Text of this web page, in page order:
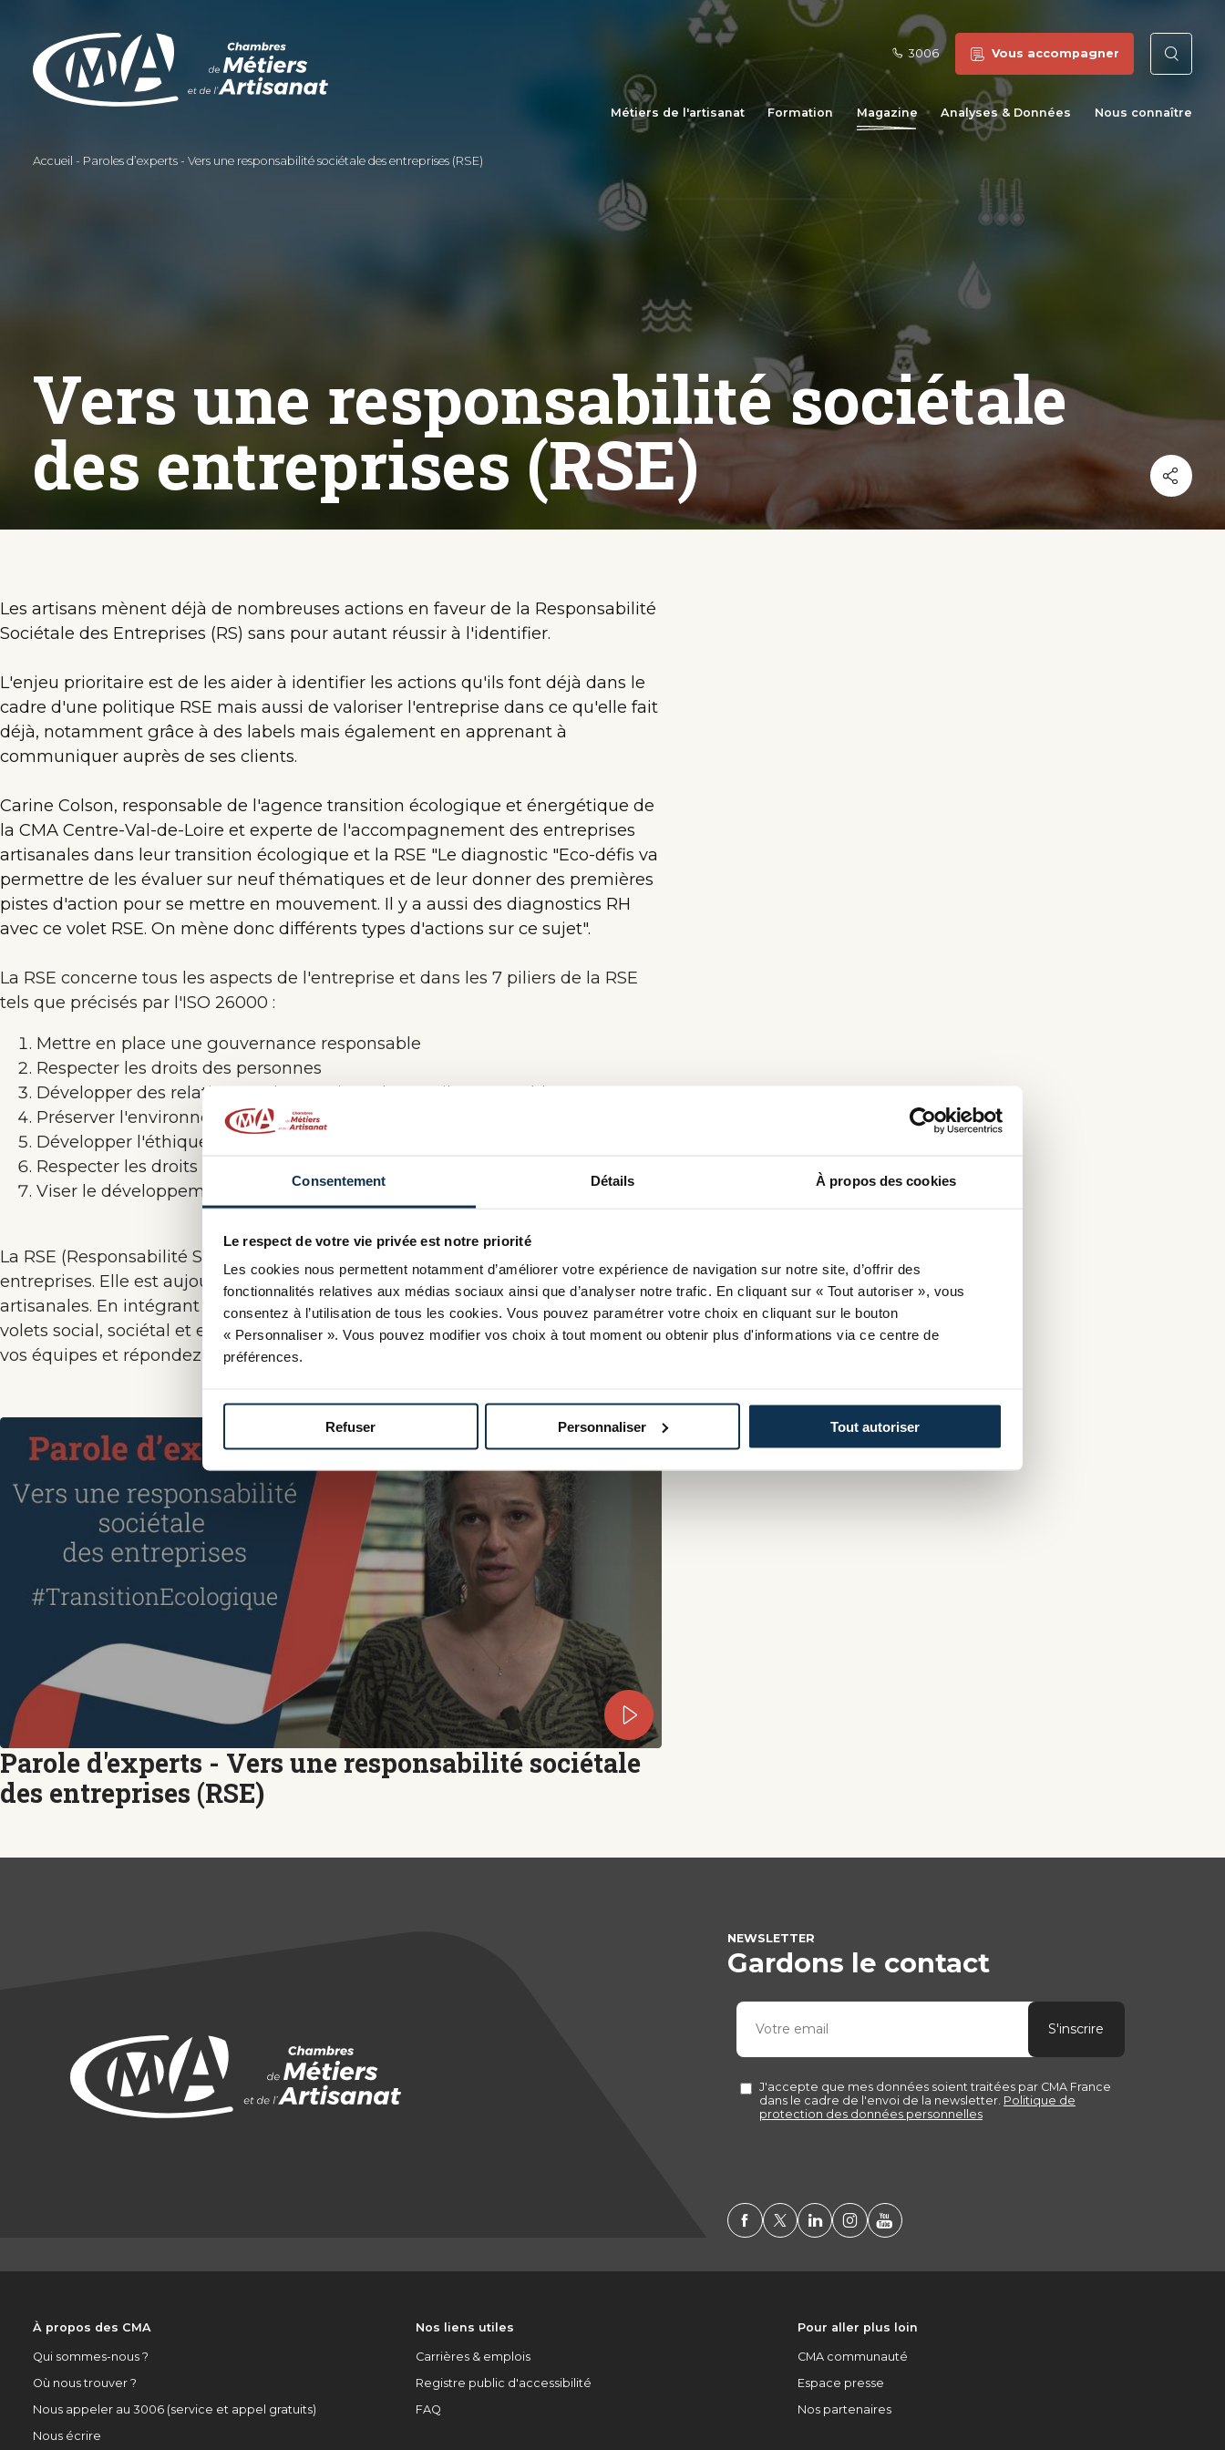
Consentement Détails À propos des cookies
Le respect de votre vie privée est notre priorité
Les cookies nous permettent notamment d’améliorer votre expérience de navigation sur notre site, d’offrir des
fonctionnalités relatives aux médias sociaux ainsi que d’analyser notre trafic. En cliquant sur « Tout autoriser », vous
consentez à l’utilisation de tous les cookies. Vous pouvez paramétrer votre choix en cliquant sur le bouton
« Personnaliser ». Vous pouvez modifier vos choix à tout moment ou obtenir plus d'informations via ce centre de
préférences.
Refuser Personnaliser Tout autoriser
contenu
principal
3006 Vous accompagner
Métiers de l'artisanat Formation Magazine Analyses & Données Nous connaître
Accueil Paroles d’experts Vers une responsabilité sociétale des entreprises (RSE)
Vers une responsabilité sociétale
des entreprises (RSE)
Les artisans mènent déjà de nombreuses actions en faveur de la Responsabilité
Sociétale des Entreprises (RS) sans pour autant réussir à l'identifier.
L'enjeu prioritaire est de les aider à identifier les actions qu'ils font déjà dans le
cadre d'une politique RSE mais aussi de valoriser l'entreprise dans ce qu'elle fait
déjà, notamment grâce à des labels mais également en apprenant à
communiquer auprès de ses clients.
Carine Colson, responsable de l'agence transition écologique et énergétique de
la CMA Centre-Val-de-Loire et experte de l'accompagnement des entreprises
artisanales dans leur transition écologique et la RSE "Le diagnostic "Eco-défis va
permettre de les évaluer sur neuf thématiques et de leur donner des premières
pistes d'action pour se mettre en mouvement. Il y a aussi des diagnostics RH
avec ce volet RSE. On mène donc différents types d'actions sur ce sujet".
La RSE concerne tous les aspects de l'entreprise et dans les 7 piliers de la RSE
tels que précisés par l'ISO 26000 :
Mettre en place une gouvernance responsable
Respecter les droits des personnes
Développer des relations et des contions de travail responsables
Préserver l'environnement
Développer l'éthique dans les relations d'affaire
Respecter les droits des consommateurs
Viser le développement local et l'intérêt général
La RSE (Responsabilité Sociétale des Entreprises) n’est pas réservée aux grandes
entreprises. Elle est aujourd’hui un levier stratégique pour toutes les entreprises
artisanales. En intégrant des pratiques responsables à votre quotidien – sur les
volets social, sociétal et environnemental – vous valorisez votre image, motivez
vos équipes et répondez aux attentes de vos clients et partenaires !
Parole d'experts - Vers une responsabilité sociétale
des entreprises (RSE)
NEWSLETTER
Gardons le contact
À propos des CMA
Qui sommes-nous ?
Où nous trouver ?
Nous appeler au 3006 (service et appel gratuits)
Nous écrire
Nos liens utiles
Carrières & emplois
Registre public d'accessibilité
FAQ
Pour aller plus loin
CMA communauté
Espace presse
Nos partenaires